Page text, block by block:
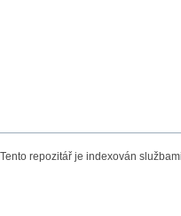
Tento repozitář je indexován